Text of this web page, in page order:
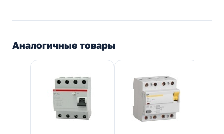
Аналогичные товары